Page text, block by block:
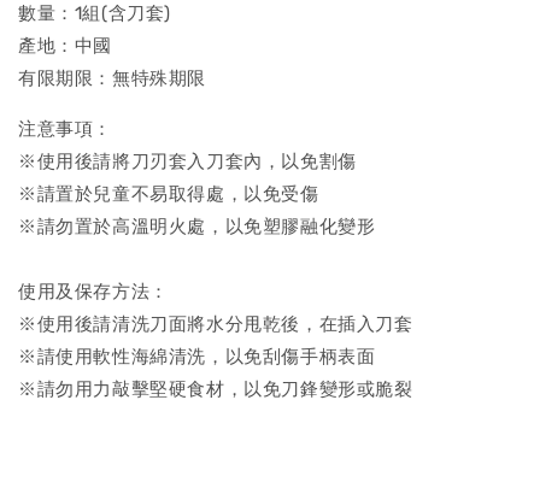
數量：1組(含刀套)
產地：中國
有限期限：無特殊期限
注意事項：
※使用後請將刀刃套入刀套內，以免割傷
※請置於兒童不易取得處，以免受傷
※請勿置於高溫明火處，以免塑膠融化變形
使用及保存方法：
※使用後請清洗刀面將水分甩乾後，在插入刀套
※請使用軟性海綿清洗，以免刮傷手柄表面
※請勿用力敲擊堅硬食材，以免刀鋒變形或脆裂